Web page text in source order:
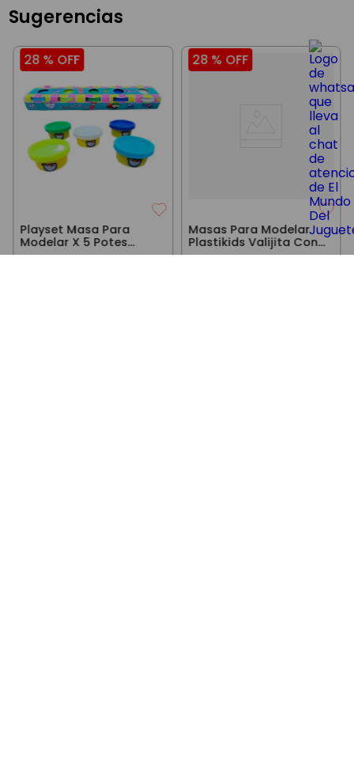
Sugerencias
28 % OFF
Playset Masa Para
Modelar X 5 Potes
Original
28 % OFF
Masas Para Modelar
Plastikids Valijita Con
Accesorios Amarilla